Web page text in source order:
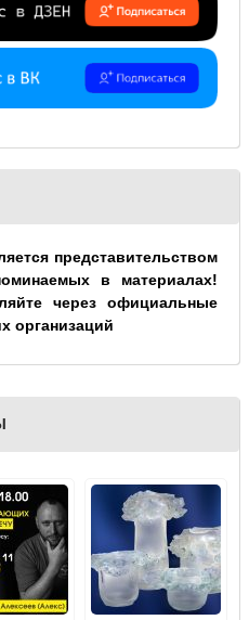
представительством
в материалах!
через официальные
организаций